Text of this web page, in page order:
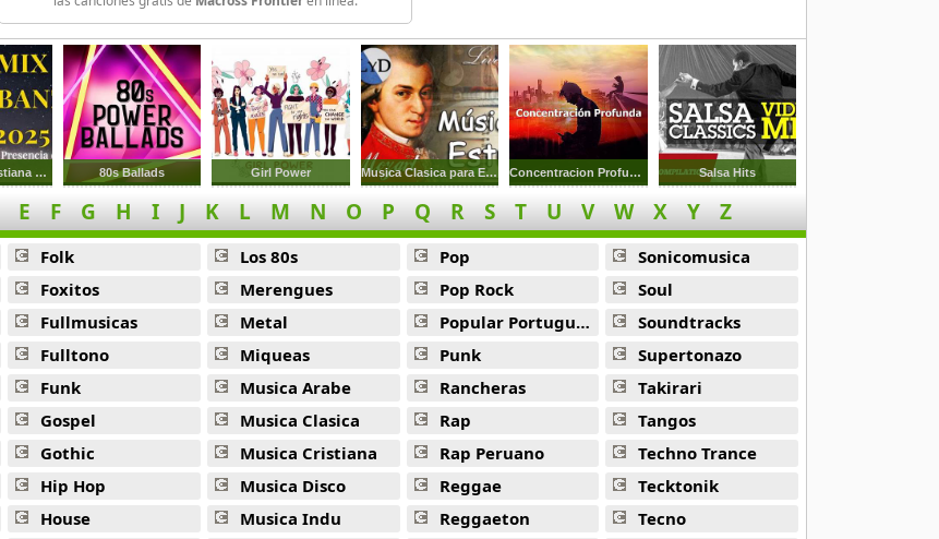
Macross Frontier
Seikan Hikou -Macross Frontier
Ninjin Loves You Yeah -Macross Frontier
Nyan Nyan Service Medley -Macross Frontier
Neko Nikki -Macross Frontier
Mix Musica Cristiana Juvenil 80s Ballads Girl Power Musica Clasica para Estudiar Concentracion Profunda Salsa Hits
E F G H I J K L M N O P Q R S T U V W X Y Z
Folk
Foxitos
Fullmusicas
Fulltono
Funk
Gospel
Gothic
Hip Hop
House
Los 80s
Merengues
Metal
Miqueas
Musica Arabe
Musica Clasica
Musica Cristiana
Musica Disco
Musica Indu
Pop
Pop Rock
Popular Portuguesa
Punk
Rancheras
Rap
Rap Peruano
Reggae
Reggaeton
Sonicomusica
Soul
Soundtracks
Supertonazo
Takirari
Tangos
Techno Trance
Tecktonik
Tecno